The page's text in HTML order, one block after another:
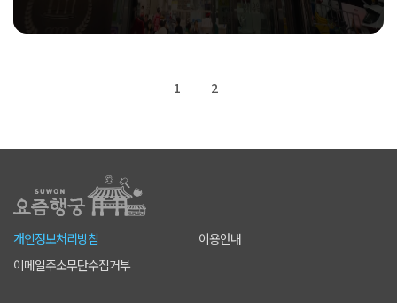
1 2
개인정보처리방침
이용안내
이메일주소무단수집거부